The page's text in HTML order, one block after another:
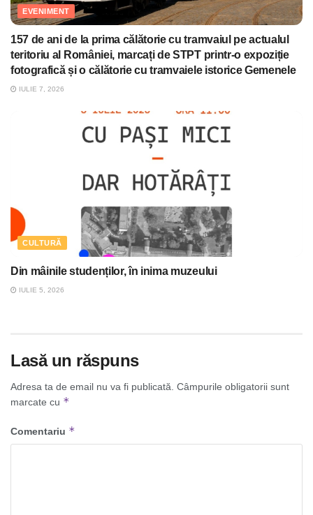
EVENIMENT
157 de ani de la prima călătorie cu tramvaiul pe actualul
teritoriu al României, marcați de STPT printr-o expoziție
fotografică și o călătorie cu tramvaiele istorice Gemenele
IULIE 7, 2026
CULTURĂ
Din mâinile studenților, în inima muzeului
IULIE 5, 2026
Lasă un răspuns
Adresa ta de email nu va fi publicată. Câmpurile obligatorii sunt
marcate cu *
Comentariu *